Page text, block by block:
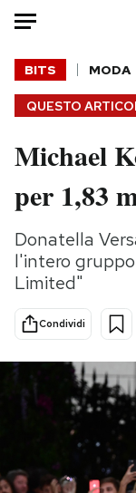
HOME
Italia
Politica
Tecnologia
Internet
Scienza
Cultura
Economia
Sport
PODCAST
QUESTO
BITS MODA
Michael
per 1,83
Donatella
l'intero
Limited"
Condividi